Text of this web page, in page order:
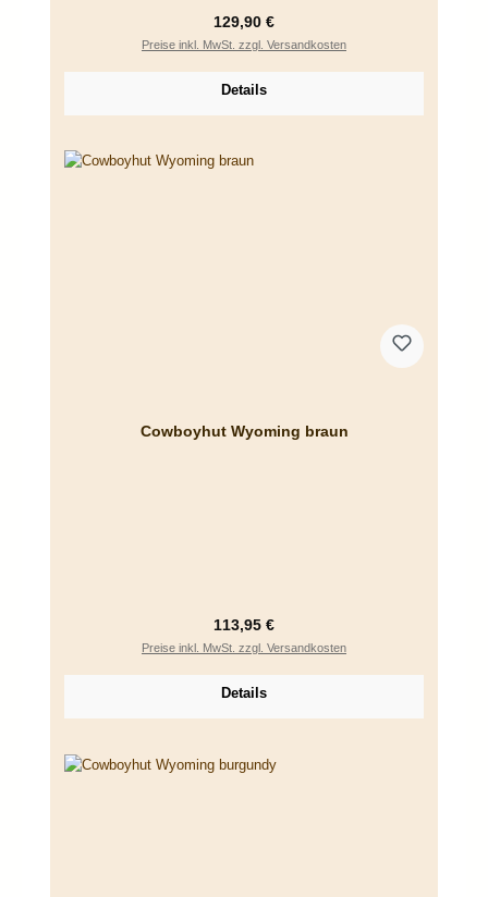
Regulärer Preis:
129,90 €
Preise inkl. MwSt. zzgl. Versandkosten
Details
Cowboyhut Wyoming braun
Regulärer Preis:
113,95 €
Preise inkl. MwSt. zzgl. Versandkosten
Details